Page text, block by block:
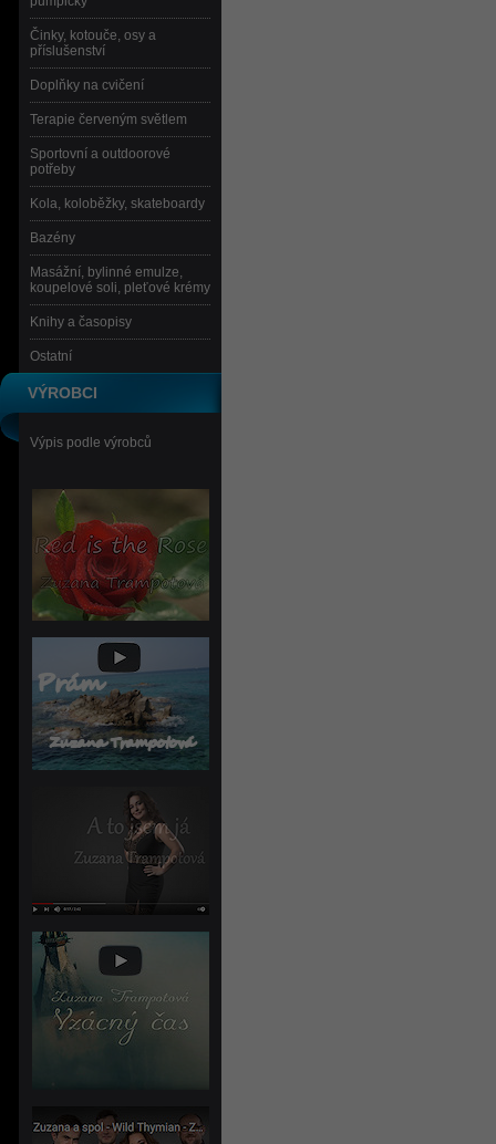
Činky, kotouče, osy a
příslušenství
Doplňky na cvičení
Terapie červeným světlem
Sportovní a outdoorové
potřeby
Kola, koloběžky, skateboardy
Bazény
Masážní, bylinné emulze,
koupelové soli, pleťové krémy
Knihy a časopisy
Ostatní
VÝROBCI
Výpis podle výrobců